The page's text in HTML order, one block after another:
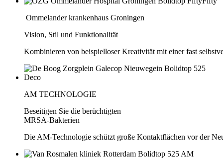
Ommelander krankenhaus Groningen
Vision, Stil und Funktionalität
Kombinieren von beispielloser Kreativität mit einer fast
AM TECHNOLOGIE
Beseitigen Sie die berüchtigten
MRSA-Bakterien
Die AM-Technologie schützt große Kontaktflächen vor der